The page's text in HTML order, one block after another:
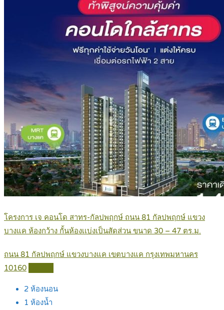
โครงการ เจ คอนโด สาทร-กัลปพฤกษ์ ถนน 81 กัลปพฤกษ์ แขวง
บางแค ห้องกว้าง กั้นห้องเเบ่งเป็นสัดส่วน ขนาด 30 – 47 ตร.ม.
ถนน 81 กัลปพฤกษ์ แขวงบางแค เขตบางแค กรุงเทพมหานคร
10160
2 ห้องนอน
1 ห้องน้ำ